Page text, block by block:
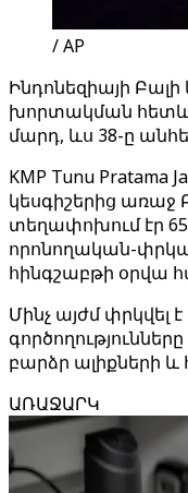
/ AP
Ինդոնեզիայի
խորտակման
մարդ, ևս 38-ը
KMP Tunu Pratama
կեսգիշերից առաջ
տեղափոխում էր
որոնողական-
հինգշաբթի օրվա
Մինչ այժմ փրկվել
բարձր ալիքների
ԱՌԱՋԱՐԿ